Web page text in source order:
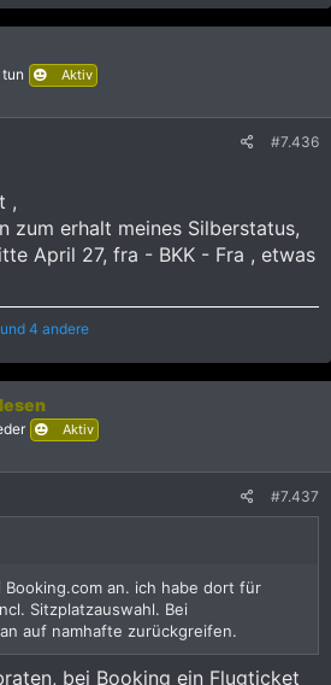
Aktiv
#7.436
,
zum erhalt meines Silberstatus,
April 27, fra - BKK - Fra , etwas
und 4 andere
Aktiv
#7.437
Booking.com an. ich habe dort für
Sitzplatzauswahl. Bei
auf namhafte zurückgreifen.
bei Booking ein Flugticket